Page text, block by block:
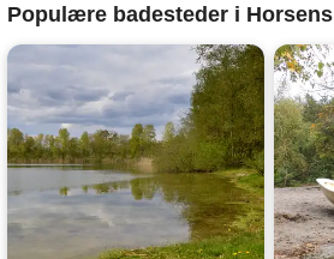
Populære badesteder i Horsens